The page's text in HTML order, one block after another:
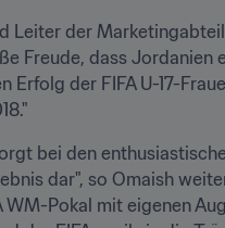
Leiter der
Freude, dass
Erfolg der FIFA U-17-
bei den
dar", so Omaish
WM-Pokal mit eigenen